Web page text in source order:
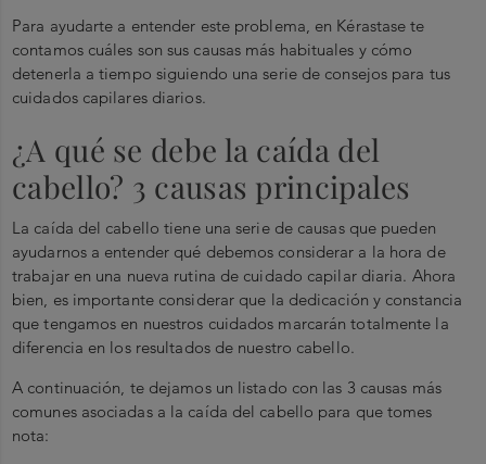
Para ayudarte a entender este problema, en Kérastase te
contamos cuáles son sus causas más habituales y cómo
detenerla a tiempo siguiendo una serie de consejos para tus
cuidados capilares diarios.
¿A qué se debe la caída del
cabello? 3 causas principales
La caída del cabello tiene una serie de causas que pueden
ayudarnos a entender qué debemos considerar a la hora de
trabajar en una nueva rutina de cuidado capilar diaria. Ahora
bien, es importante considerar que la dedicación y constancia
que tengamos en nuestros cuidados marcarán totalmente la
diferencia en los resultados de nuestro cabello.
A continuación, te dejamos un listado con las 3 causas más
comunes asociadas a la caída del cabello para que tomes
nota: